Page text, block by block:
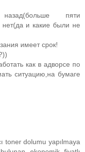
пяти
нет(да и какие были не
имеет срок!
как в адворсе по
ситуацию,на бумаге
toner dolumu yapılmaya